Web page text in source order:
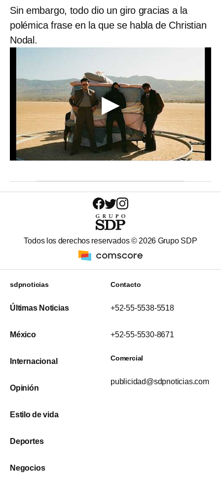
Sin embargo, todo dio un giro gracias a la
polémica frase en la que se habla de Christian
Nodal.
Todos los derechos reservados © 2026 Grupo SDP
sdpnoticias
Últimas Noticias
México
Internacional
Opinión
Estilo de vida
Deportes
Negocios
Contacto
+52-55-5538-5518
+52-55-5530-8671
Comercial
publicidad@sdpnoticias.com